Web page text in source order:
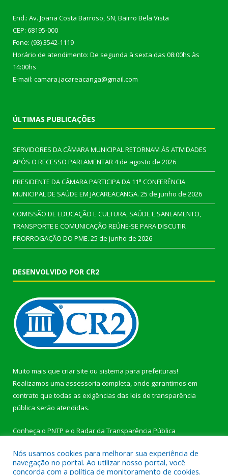
End.: Av. Joana Costa Barroso, SN, Bairro Bela Vista
CEP: 68195-000
Fone: (93) 3542-1119
Horário de atendimento: De segunda à sexta das 08:00hs às
14:00hs
E-mail: camara.jacareacanga@gmail.com
ÚLTIMAS PUBLICAÇÕES
SERVIDORES DA CÂMARA MUNICIPAL RETORNAM ÀS ATIVIDADES
APÓS O RECESSO PARLAMENTAR4 de agosto de 2026
PRESIDENTE DA CÂMARA PARTICIPA DA 11ª CONFERÊNCIA
MUNICIPAL DE SAÚDE EM JACAREACANGA. 25 de junho de 2026
COMISSÃO DE EDUCAÇÃO E CULTURA, SAÚDE E SANEAMENTO,
TRANSPORTE E COMUNICAÇÃO REÚNE-SE PARA DISCUTIR
PRORROGAÇÃO DO PME. 25 de junho de 2026
DESENVOLVIDO POR CR2
Muito mais que criar site ou sistema para prefeituras!
Realizamos uma assessoria completa, onde garantimos em
contrato que todas as exigências das leis de transparência
pública serão atendidas.
Conheça o PNTP e o Radar da Transparência Pública
Nós usamos cookies para melhorar sua experiência de
navegação no portal. Ao utilizar nosso portal, você
concorda com a política de monitoramento de cookies.